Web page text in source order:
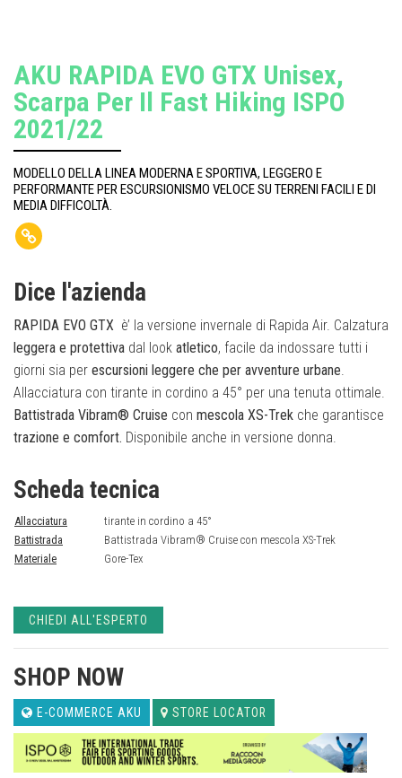
AKU RAPIDA EVO GTX Unisex,
Scarpa Per Il Fast Hiking ISPO
2021/22
MODELLO DELLA LINEA MODERNA E SPORTIVA, LEGGERO E
PERFORMANTE PER ESCURSIONISMO VELOCE SU TERRENI FACILI E DI
MEDIA DIFFICOLTÀ.
Dice l'azienda
RAPIDA EVO GTX è’ la versione invernale di Rapida Air. Calzatura
leggera e protettiva dal look atletico, facile da indossare tutti i
giorni sia per escursioni leggere che per avventure urbane.
Allacciatura con tirante in cordino a 45° per una tenuta ottimale.
Battistrada Vibram® Cruise con mescola XS-Trek che garantisce
trazione e comfort. Disponibile anche in versione donna.
Scheda tecnica
Allacciatura
tirante in cordino a 45°
Battistrada
Battistrada Vibram® Cruise con mescola XS-Trek
Materiale
Gore-Tex
CHIEDI ALL'ESPERTO
SHOP NOW
E-COMMERCE AKU STORE LOCATOR